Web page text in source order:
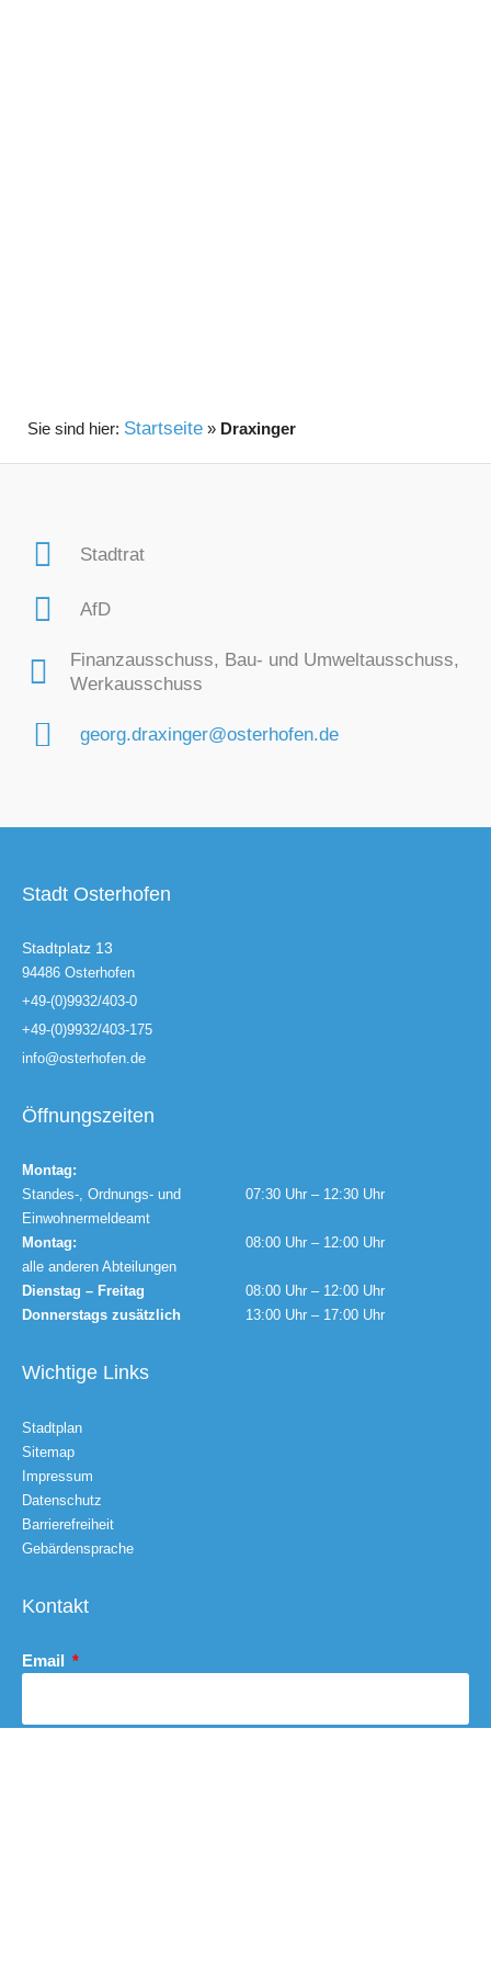
Startseite» Draxinger
Stadtrat
AfD
Finanzausschuss, Bau- und Umweltausschuss,
Werkausschuss
georg.draxinger@osterhofen.de
Stadt Osterhofen
Stadtplatz 13
94486 Osterhofen
+49-(0)9932/403-0
+49-(0)9932/403-175
info@osterhofen.de
Öffnungszeiten
Montag:
Standes-, Ordnungs- und
Einwohnermeldeamt
07:30 Uhr – 12:30 Uhr
Montag:
alle anderen Abteilungen
08:00 Uhr – 12:00 Uhr
Dienstag – Freitag
08:00 Uhr – 12:00 Uhr
Donnerstags zusätzlich
13:00 Uhr – 17:00 Uhr
Wichtige Links
Stadtplan
Sitemap
Impressum
Datenschutz
Barrierefreiheit
Gebärdensprache
Kontakt
Email